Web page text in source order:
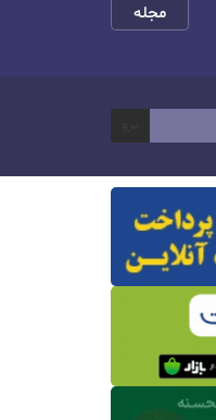
مجله